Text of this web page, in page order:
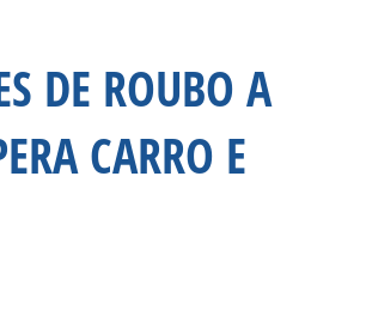
DE ROUBO A
CARRO E